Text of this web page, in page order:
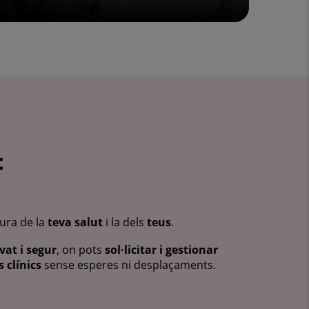
de la teva salut i la dels teus.
i segur, on pots sol·licitar i gestionar
clínics sense esperes ni desplaçaments.